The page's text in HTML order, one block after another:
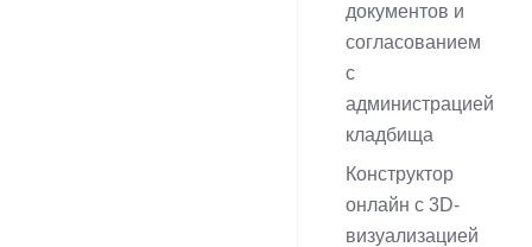
документов и
согласованием
с
администрацией
кладбища
Конструктор
онлайн с 3D-
визуализацией